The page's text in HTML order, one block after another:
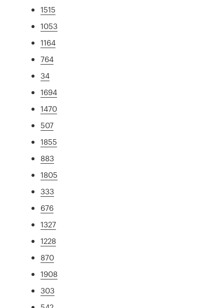
1515
1053
1164
764
34
1694
1470
507
1855
883
1805
333
676
1327
1228
870
1908
303